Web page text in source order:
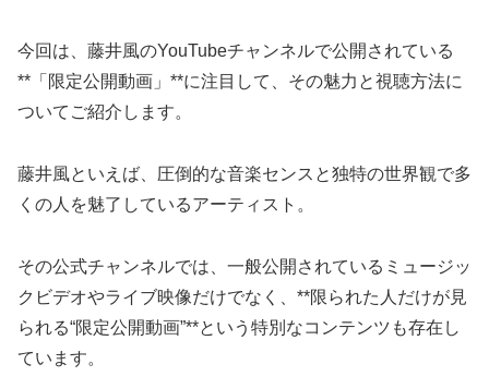
今回は、藤井風のYouTubeチャンネルで公開されている
**「限定公開動画」**に注目して、その魅力と視聴方法に
ついてご紹介します。
藤井風といえば、圧倒的な音楽センスと独特の世界観で多
くの人を魅了しているアーティスト。
その公式チャンネルでは、一般公開されているミュージッ
クビデオやライブ映像だけでなく、**限られた人だけが見
られる“限定公開動画”**という特別なコンテンツも存在し
ています。